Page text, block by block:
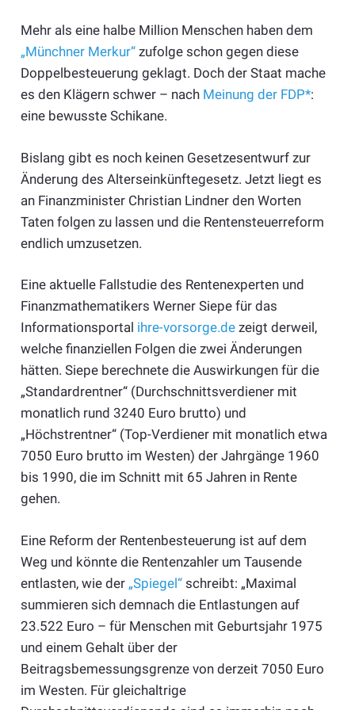
Mehr als eine halbe Million Menschen haben dem
„Münchner Merkur“zufolge schon gegen diese
Doppelbesteuerung geklagt. Doch der Staat mache
es den Klägern schwer – nach Meinung der FDP*:
eine bewusste Schikane.
Bislang gibt es noch keinen Gesetzesentwurf zur
Änderung des Alterseinkünftegesetz. Jetzt liegt es
an Finanzminister Christian Lindner den Worten
Taten folgen zu lassen und die Rentensteuerreform
endlich umzusetzen.
Eine aktuelle Fallstudie des Rentenexperten und
Finanzmathematikers Werner Siepe für das
Informationsportal ihre-vorsorge.dezeigt derweil,
welche finanziellen Folgen die zwei Änderungen
hätten. Siepe berechnete die Auswirkungen für die
„Standardrentner“ (Durchschnittsverdiener mit
monatlich rund 3240 Euro brutto) und
„Höchstrentner“ (Top-Verdiener mit monatlich etwa
7050 Euro brutto im Westen) der Jahrgänge 1960
bis 1990, die im Schnitt mit 65 Jahren in Rente
gehen.
Eine Reform der Rentenbesteuerung ist auf dem
Weg und könnte die Rentenzahler um Tausende
entlasten, wie der „Spiegel“schreibt: „Maximal
summieren sich demnach die Entlastungen auf
23.522 Euro – für Menschen mit Geburtsjahr 1975
und einem Gehalt über der
Beitragsbemessungsgrenze von derzeit 7050 Euro
im Westen. Für gleichaltrige